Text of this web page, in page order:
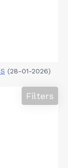
(28-01-2026)
Filters